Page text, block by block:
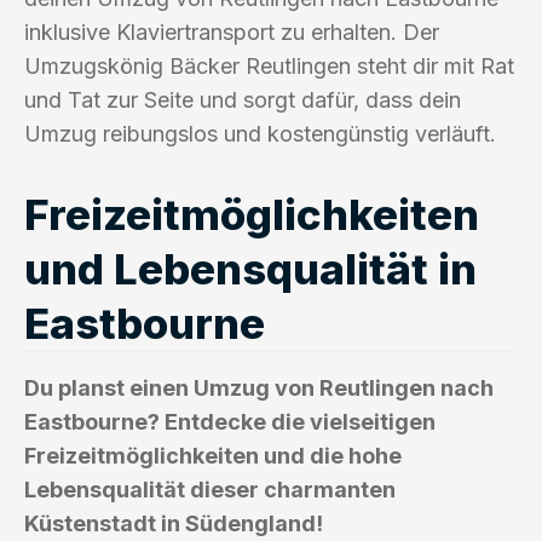
inklusive Klaviertransport zu erhalten. Der
Umzugskönig Bäcker Reutlingen steht dir mit Rat
und Tat zur Seite und sorgt dafür, dass dein
Umzug reibungslos und kostengünstig verläuft.
Freizeitmöglichkeiten
und Lebensqualität in
Eastbourne
Du planst einen Umzug von Reutlingen nach
Eastbourne? Entdecke die vielseitigen
Freizeitmöglichkeiten und die hohe
Lebensqualität dieser charmanten
Küstenstadt in Südengland!